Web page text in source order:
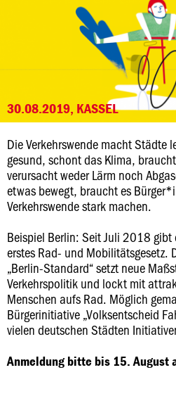
30.08.2019, KASSEL
Die Verkehrswende macht Städte
gesund, schont das Klima,
verursacht weder Lärm noch
etwas bewegt, braucht es
Verkehrswende stark machen.
Beispiel Berlin: Seit Juli 2018
erstes Rad- und Mobilitätsgesetz.
„Berlin-Standard“ setzt neue
Verkehrspolitik und lockt mit
Menschen aufs Rad. Möglich
Bürgerinitiative „Volksentscheid
vielen deutschen Städten
Anmeldung bitte bis 15. August